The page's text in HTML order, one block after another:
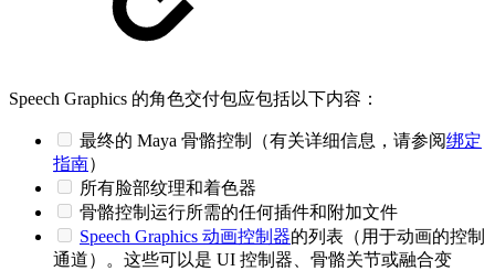
Speech Graphics 的角色交付包应包括以下内容：
最终的 Maya 骨骼控制（有关详细信息，请参阅绑定
指南）
所有脸部纹理和着色器
骨骼控制运行所需的任何插件和附加文件
Speech Graphics 动画控制器的列表（用于动画的控制
通道）。这些可以是 UI 控制器、骨骼关节或融合变